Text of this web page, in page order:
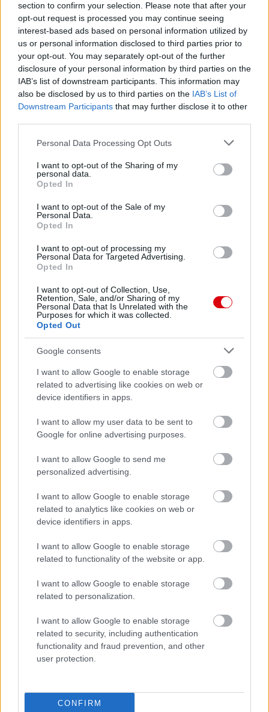
section to confirm your selection. Please note that after your
opt-out request is processed you may continue seeing
interest-based ads based on personal information utilized by
us or personal information disclosed to third parties prior to
your opt-out. You may separately opt-out of the further
disclosure of your personal information by third parties on the
IAB’s list of downstream participants. This information may
also be disclosed by us to third parties on the IAB’s List of
Downstream Participants that may further disclose it to other
Please note that this website/app uses one or more Google
not limited to your visit or usage behaviour. You may click to
grant or deny consent to Google and its third-party tags to
use your data for below specified purposes in below Google
consent section.
Personal Data Processing Opt Outs
I want to opt-out of the Sharing of my
personal data.
Opted In
I want to opt-out of the Sale of my
Personal Data.
Opted In
I want to opt-out of processing my
Personal Data for Targeted Advertising.
Opted In
I want to opt-out of Collection, Use,
Retention, Sale, and/or Sharing of my
Personal Data that Is Unrelated with the
Purposes for which it was collected.
Opted Out
Google consents
I want to allow Google to enable storage
related to advertising like cookies on web or
device identifiers in apps.
I want to allow my user data to be sent to
Google for online advertising purposes.
I want to allow Google to send me
personalized advertising.
I want to allow Google to enable storage
related to analytics like cookies on web or
device identifiers in apps.
I want to allow Google to enable storage
related to functionality of the website or app.
I want to allow Google to enable storage
related to personalization.
I want to allow Google to enable storage
related to security, including authentication
functionality and fraud prevention, and other
user protection.
CONFIRM
Meccs Center
Paris Saint-Germainvs
Manchester United
2026-08-08 17:00
2 nap 7 óra 56 perc 42 másodperc
Leeds Unitedvs Manchester United 2026-08-12 20:30
AC MilanvsManchester United
ELŐZŐ MÉRKŐZÉSEK
Támogatás
Támogasd adományoddal
a ManUtdFanatics.hu működését!
Kapcsolódó hírek
AKADÉMIAI CSAPAT
HIVATALOS: HARRISON
KÖLCSÖNBE KERÜLT
HIVATALOS: KIT MARGETSON